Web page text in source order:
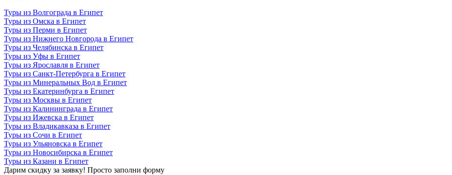
Туры из Волгограда в Египет
Туры из Омска в Египет
Туры из Перми в Египет
Туры из Нижнего Новгорода в Египет
Туры из Челябинска в Египет
Туры из Уфы в Египет
Туры из Ярославля в Египет
Туры из Санкт-Петербурга в Египет
Туры из Минеральных Вод в Египет
Туры из Екатеринбурга в Египет
Туры из Москвы в Египет
Туры из Калининграда в Египет
Туры из Ижевска в Египет
Туры из Владикавказа в Египет
Туры из Сочи в Египет
Туры из Ульяновска в Египет
Туры из Новосибирска в Египет
Туры из Казани в Египет
Дарим скидку за заявку! Просто заполни форму